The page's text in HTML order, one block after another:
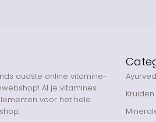
oudste online vitamine-
Al je vitamines
voor het hele
Kruiden